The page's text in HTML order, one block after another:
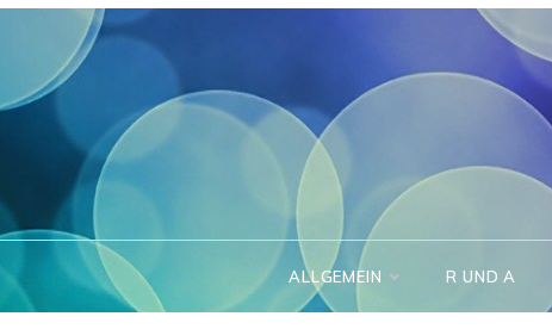
Skip
ALLGEMEIN R UND A